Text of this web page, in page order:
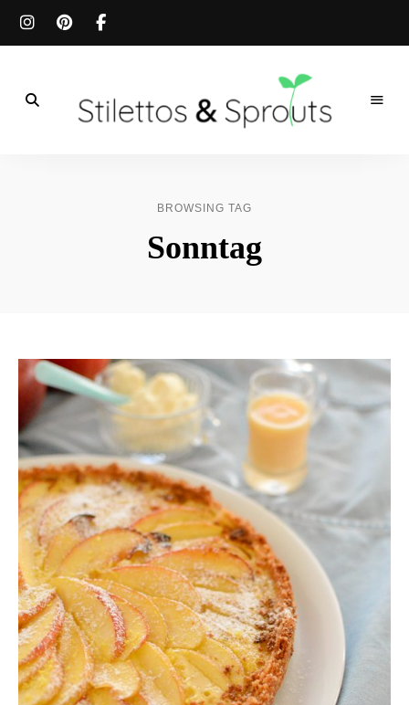
Sprouts
BROWSING TAG
Sonntag